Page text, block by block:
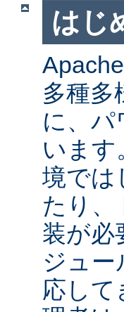
はじ
多種多
に、パ
います
境では
たり、
装が必
ジュ
応して